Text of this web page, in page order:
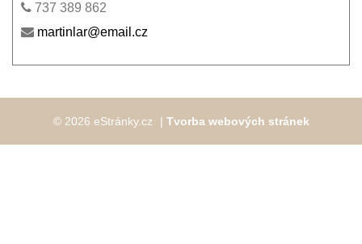
737 389 862
martinlar@email.cz
© 2026 eStránky.cz | Tvorba webových stránek